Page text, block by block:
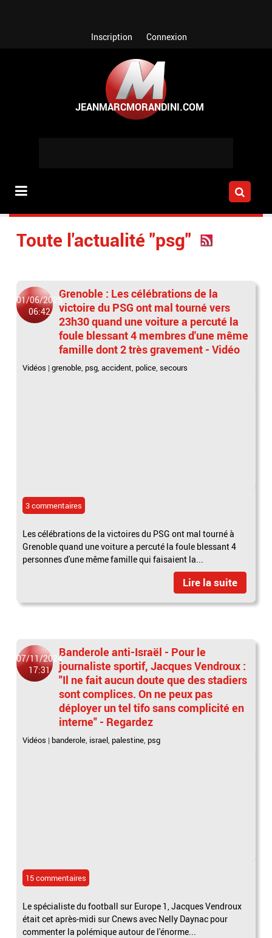
Inscription Connexion
Toute l'actualité "psg"
01/06/2025
06:42
Grenoble : Les célébrations de la
victoire du PSG ont mal tourné vers
23h30 quand une voiture a percuté la
foule blessant 4 membres d'une même
famille dont 2 très gravement - Vidéo
Vidéos |grenoble, psg,accident, police,secours
3 commentaires
Les célébrations de la victoires du PSG ont mal tourné à
Grenoble quand une voiture a percuté la foule blessant 4
personnes d'une même famille qui faisaient la...
Lire la suite
07/11/2024
17:31
Banderole anti-Israël - Pour le
journaliste sportif, Jacques Vendroux :
"Il ne fait aucun doute que des stadiers
sont complices. On ne peux pas
déployer un tel tifo sans complicité en
interne" - Regardez
Vidéos | banderole, israel, palestine, psg
15 commentaires
Le spécialiste du football sur Europe 1, Jacques Vendroux
était cet après-midi sur Cnews avec Nelly Daynac pour
commenter la polémique autour de l'énorme...